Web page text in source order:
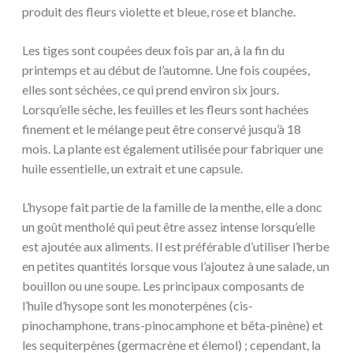
produit des fleurs violette et bleue, rose et blanche.
Les tiges sont coupées deux fois par an, à la fin du
printemps et au début de l’automne. Une fois coupées,
elles sont séchées, ce qui prend environ six jours.
Lorsqu’elle sèche, les feuilles et les fleurs sont hachées
finement et le mélange peut être conservé jusqu’à 18
mois. La plante est également utilisée pour fabriquer une
huile essentielle, un extrait et une capsule.
L’hysope fait partie de la famille de la menthe, elle a donc
un goût mentholé qui peut être assez intense lorsqu’elle
est ajoutée aux aliments. Il est préférable d’utiliser l’herbe
en petites quantités lorsque vous l’ajoutez à une salade, un
bouillon ou une soupe. Les principaux composants de
l’huile d’hysope sont les monoterpènes (cis-
pinochamphone, trans-pinocamphone et bêta-pinène) et
les sequiterpènes (germacrène et élemol) ; cependant, la